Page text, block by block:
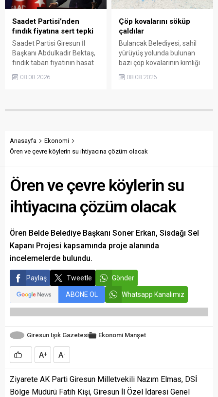
gerektiğini söyledi.
Saadet Partisi’nden
fındık fiyatına sert tepki
Saadet Partisi Giresun İl
Başkanı Abdulkadir Bektaş,
fındık taban fiyatının hasat
açıklanmamasına tepki
belirterek üreticiyi memnun
savundu.
08.08.2026
Çöp kovalarını söküp
çaldılar
Bulancak Belediyesi, sahil
yürüyüş yolunda bulunan
bazı çöp kovalarının kimliği
sökülerek çalındığını açıkladı.
vatandaşlardan ihbar
08.08.2026
Anasayfa
Ekonomi
Ören ve çevre köylerin su ihtiyacına çözüm olacak
Ören ve çevre köylerin su
ihtiyacına çözüm olacak
Ören Belde Belediye Başkanı Soner Erkan, Sisdağı Sel
Kapanı Projesi kapsamında proje alanında
incelemelerde bulundu.
Paylaş Tweetle Gönder
ABONE OL Whatsapp Kanalımız
Giresun Işık Gazetesi Ekonomi Manşet
A+ A-
Ziyarete AK Parti Giresun Milletvekili Nazım Elmas, DSİ
Bölge Müdürü Fatih Kişi, Giresun İl Özel İdaresi Genel